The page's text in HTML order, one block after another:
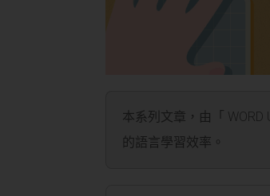
本系列文章，由「
的語言學習效率。